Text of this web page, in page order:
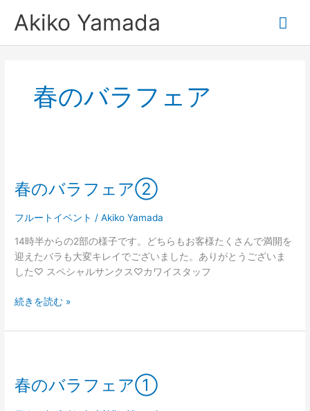
Akiko Yamada
メ
イ
春のバラフェア
春のバラフェア②
フルートイベント /Akiko Yamada
14時半からの2部の様子です。どちらもお客様たくさんで満開を
迎えたバラも大変キレイでございました。ありがとうございま
した♡ スペシャルサンクス♡カワイスタッフ
バ
フ
ア
②
続きを読む »
春のバラフェア①
バ